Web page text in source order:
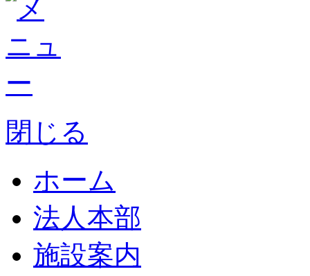
閉じる
ホーム
法人本部
施設案内